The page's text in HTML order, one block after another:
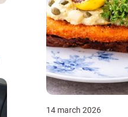
14 march 2026